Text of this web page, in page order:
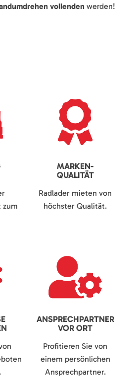
vollenden werden!
zum
MARKEN-
QUALITÄT
Radlader mieten von
höchster Qualität.
ANSPRECHPARTNER
VOR ORT
Profitieren Sie von
einem persönlichen
Ansprechpartner.